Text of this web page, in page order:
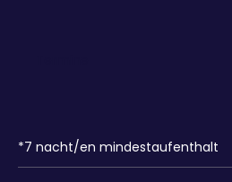
*7 nacht/en mindestaufenthalt